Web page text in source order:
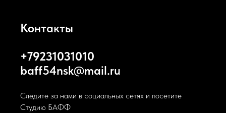
Контакты
+79231031010
baff54nsk@mail.ru
Следите за нами в социальных сетях и посетите
Студию БАФФ